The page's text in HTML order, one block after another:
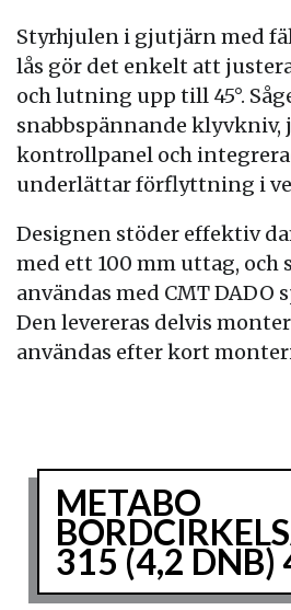
Styrhjulen i gjutjärn med
lås gör det enkelt att
och lutning upp till 45°.
snabbspännande klyvkniv,
kontrollpanel och
underlättar förflyttning i
Designen stöder effektiv
med ett 100 mm uttag, och
användas med CMT DADO
Den levereras delvis
användas efter kort
METABO
315 (4,2 DNB)